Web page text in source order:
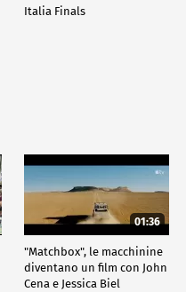
Italia Finals
01:36
"Matchbox", le macchinine
diventano un film con John
Cena e Jessica Biel